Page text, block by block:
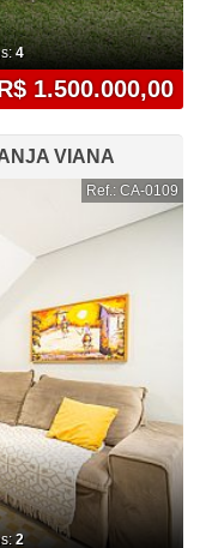
4
1.500.000,00
VIANA
Ref.: CA-0109
2